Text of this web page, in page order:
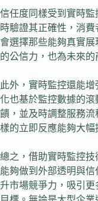
信任度同樣受到實時
時驗證其正確性，消
會選擇那些能夠真實
的公信力，也為未來的
此外，實時監控還能
化也基於監控數據的
饋，並及時調整服務
樣的立即反應能夠大幅
總之，借助實時監控
能夠做到外部透明與
升市場競爭力，吸引